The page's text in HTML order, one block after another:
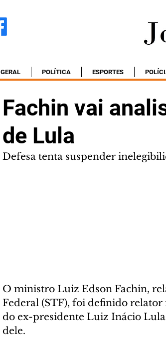
GERAL POLÍTICA ESPORTES
Fachin vai
de Lula
Defesa tenta suspender
O ministro Luiz Edson Fachin,
Federal (STF), foi definido
do ex-presidente Luiz Inácio
dele.